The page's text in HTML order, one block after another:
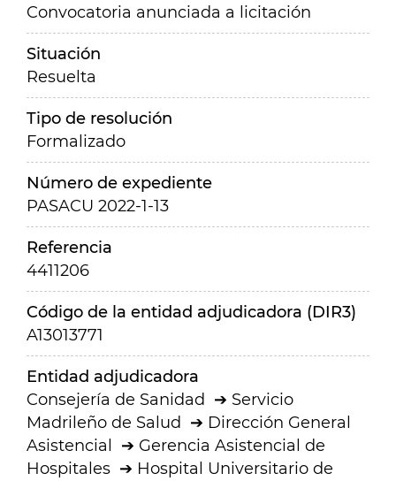
Convocatoria anunciada a licitación
Situación
Resuelta
Tipo de resolución
Formalizado
Número de expediente
PASACU 2022-1-13
Referencia
4411206
Código de la entidad adjudicadora (DIR3)
A13013771
Entidad adjudicadora
Consejería de Sanidad
Servicio
Madrileño de Salud
Dirección General
Asistencial
Gerencia Asistencial de
Hospitales
Hospital Universitario de